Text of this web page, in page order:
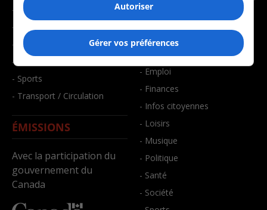
- Éducation
- Environnement
- Faits divers
- Santé et bien-être
- Sports
- Transport / Circulation
ÉMISSIONS
Avec la participation du
gouvernement du
Canada
- Affaires
- Art de vivre
- Bien-être
- Emploi
- Finances
- Infos citoyennes
- Loisirs
- Musique
- Politique
- Santé
- Société
Autoriser
Gérer vos préférences